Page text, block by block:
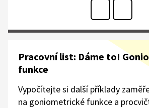
Pracovní list: Dáme to!
funkce
Vypočítejte si další příklady
na goniometrické funkce a